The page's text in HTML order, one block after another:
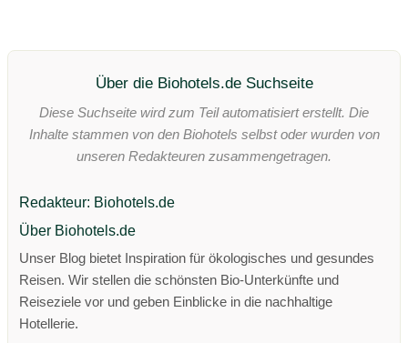
Über die Biohotels.de Suchseite
Diese Suchseite wird zum Teil automatisiert erstellt. Die
Inhalte stammen von den Biohotels selbst oder wurden von
unseren Redakteuren zusammengetragen.
Redakteur: Biohotels.de
Über Biohotels.de
Unser Blog bietet Inspiration für ökologisches und gesundes
Reisen. Wir stellen die schönsten Bio-Unterkünfte und
Reiseziele vor und geben Einblicke in die nachhaltige
Hotellerie.